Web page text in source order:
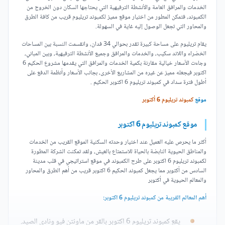
الخدمات والمرافق العامة والأنشطة الترفيهية التي يحتاجها السكان دون الخروج من
الكمبوند، فتمكن المطور من اختيار موقع مميز لكمبوند تريليوم قريب من كافة الطرق
والمحاور التي تجعل الوصول إليه غاية في السهولة.
يقام تريليوم على مساحة كبيرة تقدر بحوالي 34 فدان، وانقسمت النسبة بين المساحات
الخضراء واللاند سكيب، والخدمات والمرافق وجميع الأنشطة الترفيهية، وبين المباني،
وجاءت الأسعار خيالية مقارنة بكمية الخدمات والمرافق التي يقدمها مشروع الحكيم 6
اكتوبر فيجعله مميز عن غيره من المشاريع الأخرى، بجانب الأسعار وأنظمة الدفع على
أطول فترة سداد في كمبوند تريليوم 6 اكتوبر الحكيم .
موقعكمبوند تريليوم 6 أكتوبر
موقع كمبوند تريليوم 6 اكتوبر
أكثر ما يحرص عليه العميل عند اختيار وحدته السكنية الموقع القريب من الخدمات
والمناطق الحيوية النابضة بالحياة للاستمتاع بالعيش، ولقد تمكنت الشركة المطورة
لكمبوند تريليوم 6 اكتوبر على طرح الكمبوند في موقع استراتيجي في قلب مدينة
السادس من أكتوبر مما يجعل كمبوند الحكيم 6 اكتوبر قريب من أهم الطرق والمحاور
والمعالم الحيوية في أكتوبر
أهم المعالم القريبة من كمبوند تريليوم 6 اكتوبر:
يقع كمبوند تريليوم 6 اكتوبر بالقر من ماونتن فيو ونادي الصيد.